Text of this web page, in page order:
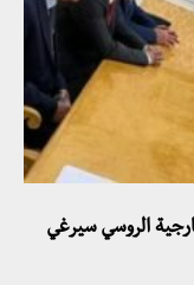
الروسي سيرغي